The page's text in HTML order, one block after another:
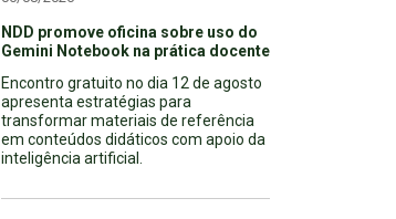
NDD promove oficina sobre uso do
Gemini Notebook na prática docente
Encontro gratuito no dia 12 de agosto
apresenta estratégias para
transformar materiais de referência
em conteúdos didáticos com apoio da
inteligência artificial.